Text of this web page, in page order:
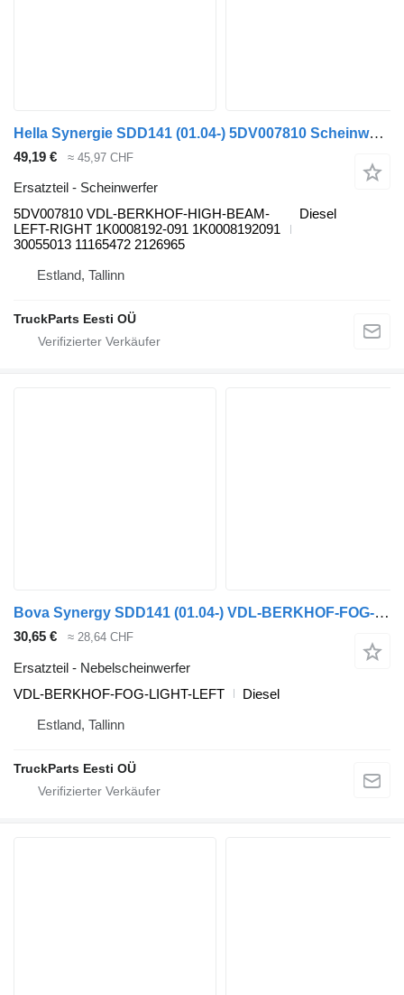
Hella Synergie SDD141 (01.04-) 5DV007810 Scheinwerfer für Bova Synergy, Lexio (2004-) Bus
49,19 € ≈ 45,97 CHF
Ersatzteil - Scheinwerfer
5DV007810 VDL-BERKHOF-HIGH-BEAM-
LEFT-RIGHT 1K0008192-091 1K0008192091
30055013 11165472 2126965
Diesel
Estland, Tallinn
TruckParts Eesti OÜ
Bova Synergy SDD141 (01.04-) VDL-BERKHOF-FOG-LIGHT-LEFT Nebelscheinwerfer für Bova Synergy, Lexio (2004-) Bus
30,65 € ≈ 28,64 CHF
Ersatzteil - Nebelscheinwerfer
VDL-BERKHOF-FOG-LIGHT-LEFT
Diesel
Estland, Tallinn
TruckParts Eesti OÜ